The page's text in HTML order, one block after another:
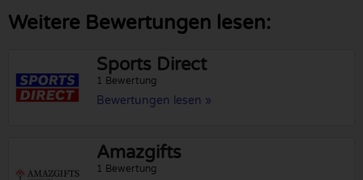
Weitere Bewertungen lesen:
Sports Direct
1 Bewertung
Bewertungen lesen »
Amazgifts
1 Bewertung